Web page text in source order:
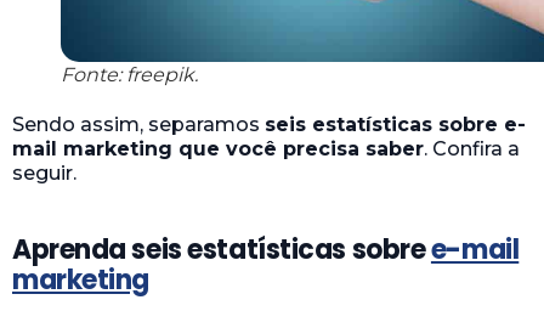
Fonte: freepik.
Sendo assim, separamos seis estatísticas sobre e-
mail marketing que você precisa saber. Confira a
seguir.
Aprenda seis estatísticas sobree-mail
marketing